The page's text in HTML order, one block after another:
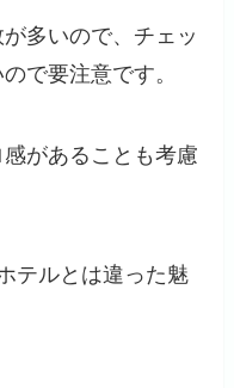
多いので、チェッ
で要注意です。
があることも考慮
テルとは違った魅